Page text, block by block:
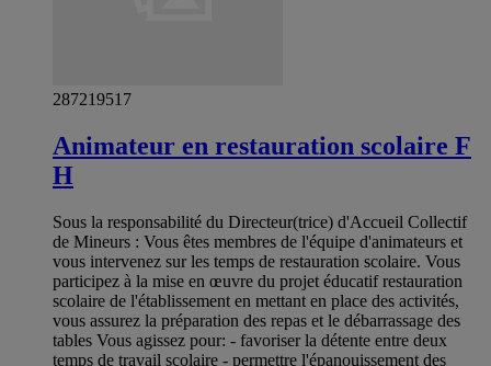
287219517
Animateur en restauration scolaire F
H
Sous la responsabilité du Directeur(trice) d'Accueil Collectif
de Mineurs : Vous êtes membres de l'équipe d'animateurs et
vous intervenez sur les temps de restauration scolaire. Vous
participez à la mise en œuvre du projet éducatif restauration
scolaire de l'établissement en mettant en place des activités,
vous assurez la préparation des repas et le débarrassage des
tables Vous agissez pour: - favoriser la détente entre deux
temps de travail scolaire - permettre l'épanouissement des